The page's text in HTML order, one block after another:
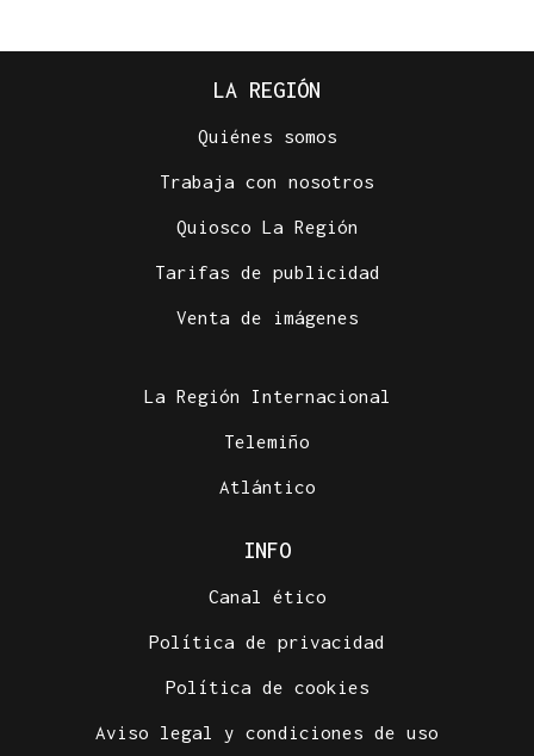
LA REGIÓN
Quiénes somos
Trabaja con nosotros
Quiosco La Región
Tarifas de publicidad
Venta de imágenes
La Región Internacional
Telemiño
Atlántico
INFO
Canal ético
Política de privacidad
Política de cookies
Aviso legal y condiciones de uso